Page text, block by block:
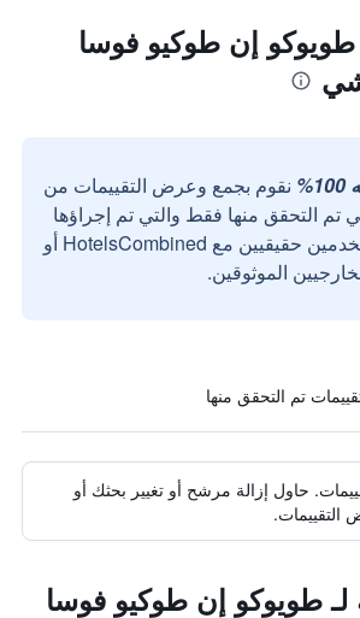
إن طوكيو فوسا
نقوم بجمع وعرض التقييمات من
تم التحقق منها فقط والتي تم إجراؤها
بواسطة مستخدمين حقيقيين مع HotelsCombined أو
الموثوقين.
حاول إزالة مرشح أو تغيير بحثك أو
لـ طويوكو إن طوكيو فوسا